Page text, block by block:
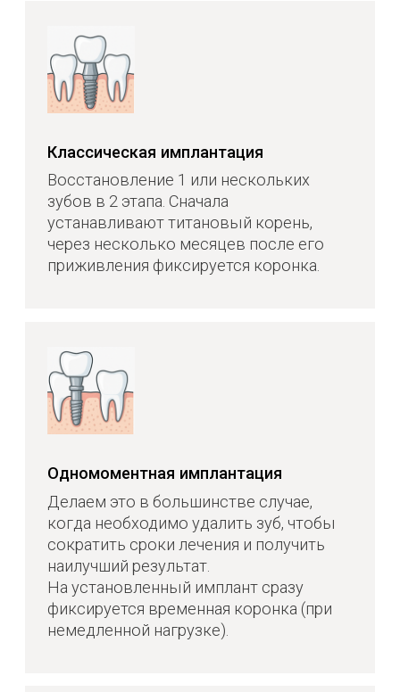
Узнать, как проходит лечение
Обеспечивают естественный
внешний вид зубов и десны
Полностью восстанавливают
Не требуют обтачивания или удаления
Просты в уходе — достаточно
обычной гигиены